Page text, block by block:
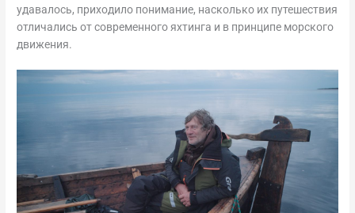
удавалось, приходило понимание, насколько их путешествия
отличались от современного яхтинга и в принципе морского
движения.